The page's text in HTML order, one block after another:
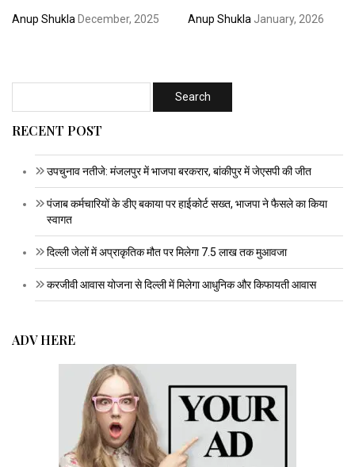
Anup Shukla December, 2025 Anup Shukla January, 2026
RECENT POST
उपचुनाव नतीजे: मंजलपुर में भाजपा बरकरार, बांकीपुर में जेएसपी की जीत
पंजाब कर्मचारियों के डीए बकाया पर हाईकोर्ट सख्त, भाजपा ने फैसले का किया
स्वागत
दिल्ली जेलों में अप्राकृतिक मौत पर मिलेगा 7.5 लाख तक मुआवजा
करजीवी आवास योजना से दिल्ली में मिलेगा आधुनिक और किफायती आवास
ADV HERE